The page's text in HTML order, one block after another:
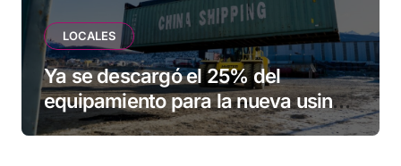
LOCALES
Ya se descargó el 25% del
equipamiento para la nueva usina
de Ushuaia